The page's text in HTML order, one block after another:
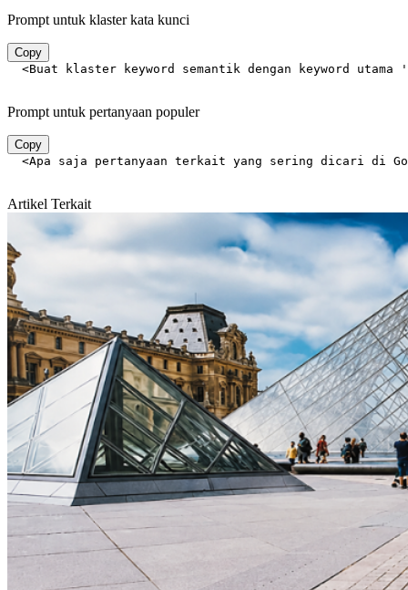
Prompt untuk klaster kata kunci
Copy
<Buat klaster keyword semantik dengan keyword utama
Prompt untuk pertanyaan populer
Copy
<Apa saja pertanyaan terkait yang sering dicari di
Artikel Terkait